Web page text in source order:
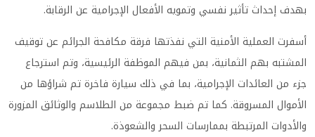
بهدف إحداث تأثير نفسي وتمويه الأفعال الإجرامية عن الرقابة.
أسفرت العملية الأمنية التي نفذتها فرقة مكافحة الجرائم عن توقيف
المشتبه بهم الثمانية، بمن فيهم الموظفة الرئيسية، وتم استرجاع
جزء من العائدات الإجرامية، بما في ذلك سيارة فاخرة تم شراؤها من
الأموال المسروقة. كما تم ضبط مجموعة من الطلاسم والوثائق المزورة
والأدوات المرتبطة بممارسات السحر والشعوذة.